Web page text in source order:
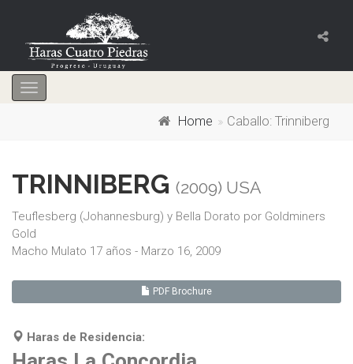
Toggle
Home Caballo: Trinniberg
TRINNIBERG (2009) USA
Teuflesberg (Johannesburg) y Bella Dorato por Goldminers
Gold
Macho Mulato 17 años - Marzo 16, 2009
PDF Brochure
Haras de Residencia: